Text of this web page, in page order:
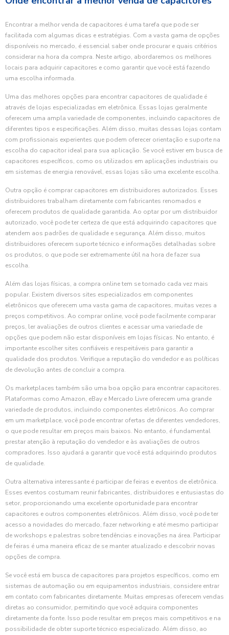
Encontrar a melhor venda de capacitores é uma tarefa que pode ser
facilitada com algumas dicas e estratégias. Com a vasta gama de opções
disponíveis no mercado, é essencial saber onde procurar e quais critérios
considerar na hora da compra. Neste artigo, abordaremos os melhores
locais para adquirir capacitores e como garantir que você está fazendo
uma escolha informada.
Uma das melhores opções para encontrar capacitores de qualidade é
através de lojas especializadas em eletrônica. Essas lojas geralmente
oferecem uma ampla variedade de componentes, incluindo capacitores de
diferentes tipos e especificações. Além disso, muitas dessas lojas contam
com profissionais experientes que podem oferecer orientação e suporte na
escolha do capacitor ideal para sua aplicação. Se você estiver em busca de
capacitores específicos, como os utilizados em aplicações industriais ou
em sistemas de energia renovável, essas lojas são uma excelente escolha.
Outra opção é comprar capacitores em distribuidores autorizados. Esses
distribuidores trabalham diretamente com fabricantes renomados e
oferecem produtos de qualidade garantida. Ao optar por um distribuidor
autorizado, você pode ter certeza de que está adquirindo capacitores que
atendem aos padrões de qualidade e segurança. Além disso, muitos
distribuidores oferecem suporte técnico e informações detalhadas sobre
os produtos, o que pode ser extremamente útil na hora de fazer sua
escolha.
Além das lojas físicas, a compra online tem se tornado cada vez mais
popular. Existem diversos sites especializados em componentes
eletrônicos que oferecem uma vasta gama de capacitores, muitas vezes a
preços competitivos. Ao comprar online, você pode facilmente comparar
preços, ler avaliações de outros clientes e acessar uma variedade de
opções que podem não estar disponíveis em lojas físicas. No entanto, é
importante escolher sites confiáveis e respeitáveis para garantir a
qualidade dos produtos. Verifique a reputação do vendedor e as políticas
de devolução antes de concluir a compra.
Os marketplaces também são uma boa opção para encontrar capacitores.
Plataformas como Amazon, eBay e Mercado Livre oferecem uma grande
variedade de produtos, incluindo componentes eletrônicos. Ao comprar
em um marketplace, você pode encontrar ofertas de diferentes vendedores,
o que pode resultar em preços mais baixos. No entanto, é fundamental
prestar atenção à reputação do vendedor e às avaliações de outros
compradores. Isso ajudará a garantir que você está adquirindo produtos
de qualidade.
Outra alternativa interessante é participar de feiras e eventos de eletrônica.
Esses eventos costumam reunir fabricantes, distribuidores e entusiastas do
setor, proporcionando uma excelente oportunidade para encontrar
capacitores e outros componentes eletrônicos. Além disso, você pode ter
acesso a novidades do mercado, fazer networking e até mesmo participar
de workshops e palestras sobre tendências e inovações na área. Participar
de feiras é uma maneira eficaz de se manter atualizado e descobrir novas
opções de compra.
Se você está em busca de capacitores para projetos específicos, como em
sistemas de automação ou em equipamentos industriais, considere entrar
em contato com fabricantes diretamente. Muitas empresas oferecem vendas
diretas ao consumidor, permitindo que você adquira componentes
diretamente da fonte. Isso pode resultar em preços mais competitivos e na
possibilidade de obter suporte técnico especializado. Além disso, ao